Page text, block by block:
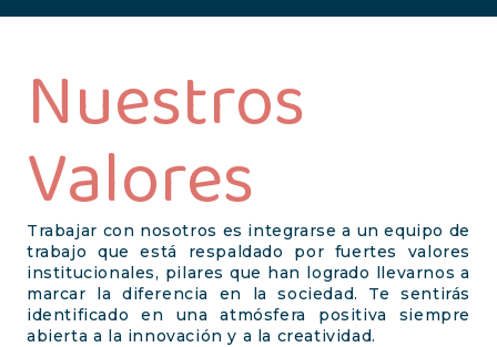
Nuestros
Valores
Trabajar con nosotros es integrarse a un equipo de
trabajo que está respaldado por fuertes valores
institucionales, pilares que han logrado llevarnos a
marcar la diferencia en la sociedad. Te sentirás
identificado en una atmósfera positiva siempre
abierta a la innovación y a la creatividad.